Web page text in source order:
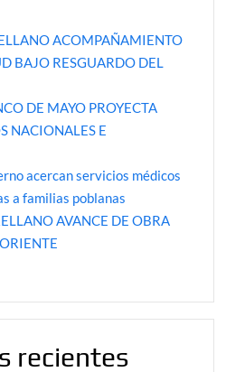
ACOMPAÑAMIENTO
BAJO RESGUARDO DEL
DE MAYO PROYECTA
NACIONALES E
acercan servicios médicos
a familias poblanas
AVANCE DE OBRA
recientes